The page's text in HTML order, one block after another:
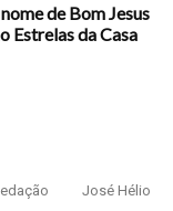
de Bom Jesus
Estrelas da Casa
José Hélio